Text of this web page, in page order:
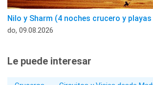
Nilo y Sharm (4 noches crucero y playas
do, 09.08.2026
Le puede interesar